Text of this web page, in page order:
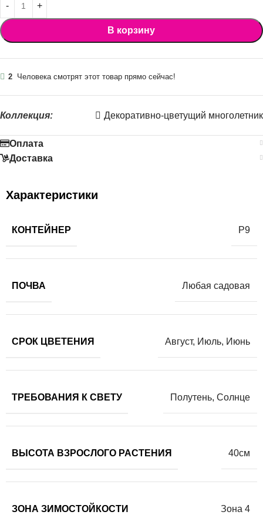
В корзину
2 Человека смотрят этот товар прямо сейчас!
Коллекция: Декоративно-цветущий многолетник
Оплата
Доставка
Характеристики
КОНТЕЙНЕР Р9
ПОЧВА Любая садовая
СРОК ЦВЕТЕНИЯ Август, Июль, Июнь
ТРЕБОВАНИЯ К СВЕТУ Полутень, Солнце
ВЫСОТА ВЗРОСЛОГО РАСТЕНИЯ 40см
ЗОНА ЗИМОСТОЙКОСТИ Зона 4